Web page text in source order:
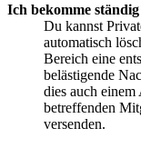
Ich bekomme
Du kannst
automatisch
Bereich eine
belästigende
dies auch
betreffenden
versenden.